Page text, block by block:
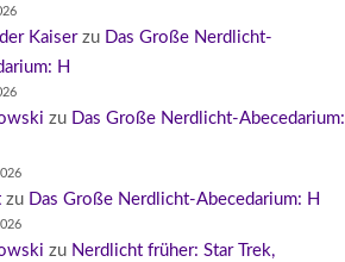
Kaiserzu Das Große Nerdlicht-
H
zu Das Große Nerdlicht-Abecedarium:
zu Das Große Nerdlicht-Abecedarium: H
zu Nerdlicht früher: Star Trek,